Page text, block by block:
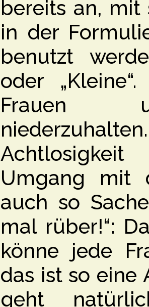
bereits an, mit
in der
benutzt
oder
Frauen
Umgang mit
auch so
mal rüber!“:
könne jede
das ist so eine
geht